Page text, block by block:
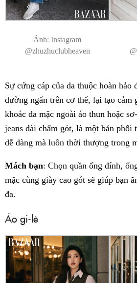
Ảnh: Instagram
@zhuzhuclubheaven
Sự cứng cáp của da thuộc hoàn hảo
đường ngấn trên cơ thể, lại tạo cảm
khoác da mặc ngoài áo thun hoặc
jeans dài chấm gót, là một bản phối
dễ dàng mà luôn thời thượng trong
Mách bạn: Chọn quần ống đính,
mặc cùng giày cao gót sẽ giúp bạn
đa.
Áo gi-lê